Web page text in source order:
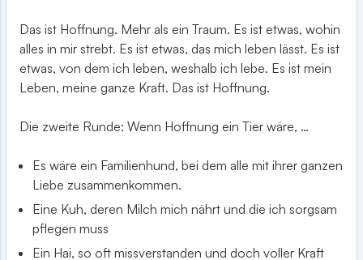
Das ist Hoffnung. Mehr als ein Traum. Es ist etwas, wohin
alles in mir strebt. Es ist etwas, das mich leben lässt. Es ist
etwas, von dem ich leben, weshalb ich lebe. Es ist mein
Leben, meine ganze Kraft. Das ist Hoffnung.
Die zweite Runde: Wenn Hoffnung ein Tier wäre, …
Es wäre ein Familienhund, bei dem alle mit ihrer ganzen
Liebe zusammenkommen.
Eine Kuh, deren Milch mich nährt und die ich sorgsam
pflegen muss
Ein Hai, so oft missverstanden und doch voller Kraft